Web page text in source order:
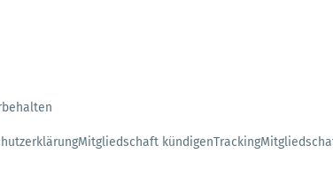
Mitgliedschaft kündigenTracking